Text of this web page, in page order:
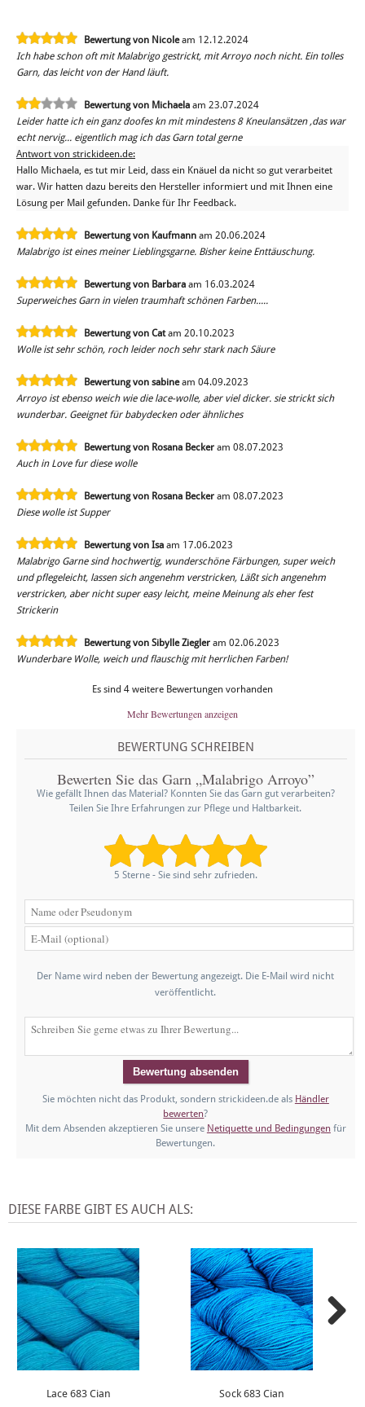
Bewertung von Nicoleam 12.12.2024
Ich habe schon oft mit Malabrigo gestrickt, mit Arroyo noch nicht. Ein tolles
Garn, das leicht von der Hand läuft.
Bewertung von Michaela am 23.07.2024
Leider hatte ich ein ganz doofes kn mit mindestens 8 Kneulansätzen ,das war
echt nervig... eigentlich mag ich das Garn total gerne
Antwort von strickideen.de:
Hallo Michaela, es tut mir Leid, dass ein Knäuel da nicht so gut verarbeitet
war. Wir hatten dazu bereits den Hersteller informiert und mit Ihnen eine
Lösung per Mail gefunden. Danke für Ihr Feedback.
Bewertung von Kaufmann am 20.06.2024
Malabrigo ist eines meiner Lieblingsgarne. Bisher keine Enttäuschung.
Bewertung von Barbara am 16.03.2024
Superweiches Garn in vielen traumhaft schönen Farben.....
Bewertung von Catam 20.10.2023
Wolle ist sehr schön, roch leider noch sehr stark nach Säure
Bewertung von sabineam 04.09.2023
Arroyo ist ebenso weich wie die lace-wolle, aber viel dicker. sie strickt sich
wunderbar. Geeignet für babydecken oder ähnliches
Bewertung von Rosana Becker am 08.07.2023
Auch in Love fur diese wolle
Bewertung von Rosana Becker am 08.07.2023
Diese wolle ist Supper
Bewertung von Isa am 17.06.2023
Malabrigo Garne sind hochwertig, wunderschöne Färbungen, super weich
und pflegeleicht, lassen sich angenehm verstricken, Läßt sich angenehm
verstricken, aber nicht super easy leicht, meine Meinung als eher fest
Strickerin
Bewertung von Sibylle Ziegler am 02.06.2023
Wunderbare Wolle, weich und flauschig mit herrlichen Farben!
Es sind 4 weitere Bewertungen vorhanden
Mehr Bewertungen anzeigen
BEWERTUNG SCHREIBEN
Bewerten Sie das Garn „Malabrigo Arroyo”
Wie gefällt Ihnen das Material? Konnten Sie das Garn gut verarbeiten?
Teilen Sie Ihre Erfahrungen zur Pflege und Haltbarkeit.
5 Sterne - Sie sind sehr zufrieden.
Der Name wird neben der Bewertung angezeigt. Die E-Mail wird nicht
veröffentlicht.
Sie möchten nicht das Produkt, sondern strickideen.de als Händler
bewerten?
Mit dem Absenden akzeptieren Sie unsere Netiquette und Bedingungen für
Bewertungen.
DIESE FARBE GIBT ES AUCH ALS:
Lace 683 Cian Sock 683 Cian